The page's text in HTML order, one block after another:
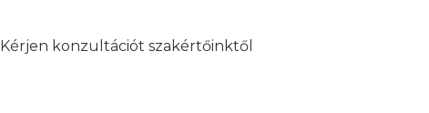
Kérjen konzultációt szakértőinktől